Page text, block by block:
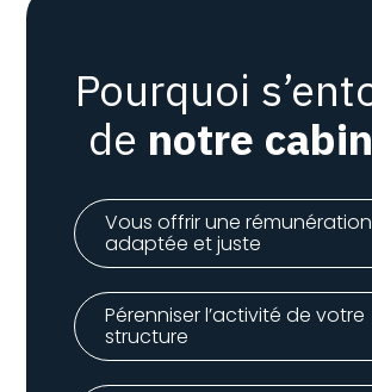
Pourquoi
de notre
Vous offrir une rémunération
adaptée et juste
Pérenniser l’activité de votre
structure